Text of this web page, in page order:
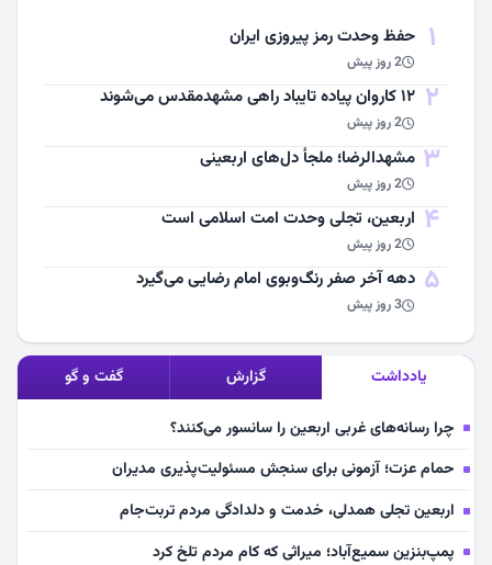
1 حفظ وحدت رمز پیروزی ایران
2 روز پیش
2 ۱۲ کاروان پیاده تایباد راهی مشهدمقدس می‌شوند
2 روز پیش
3 مشهد‌الرضا؛ ملجأ دل‌های اربعینی
2 روز پیش
4 اربعین، تجلی وحدت امت اسلامی است
2 روز پیش
5 دهه آخر صفر رنگ‌وبوی امام رضایی می‌گیرد
3 روز پیش
یادداشت گزارش گفت و گو
چرا رسانه‌های غربی اربعین را سانسور می‌کنند؟
حمام عزت؛ آزمونی برای سنجش مسئولیت‌پذیری مدیران
اربعین تجلی همدلی، خدمت و دلدادگی مردم تربت‌جام
پمپ‌بنزین سمیع‌آباد؛ میراثی که کام مردم تلخ کرد